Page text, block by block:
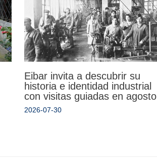
Eibar invita a descubrir su
historia e identidad industrial
con visitas guiadas en agosto
2026-07-30